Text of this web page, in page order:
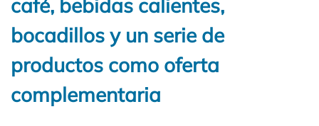
café, bebidas calientes,
bocadillos y un serie de
productos como oferta
complementaria